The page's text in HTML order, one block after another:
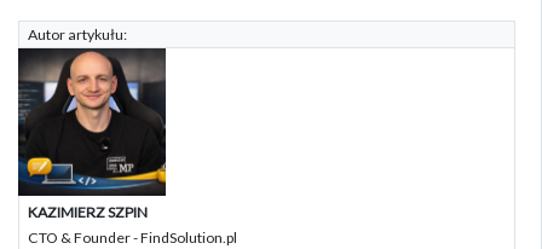
Autor artykułu:
KAZIMIERZ SZPIN
CTO & Founder - FindSolution.pl